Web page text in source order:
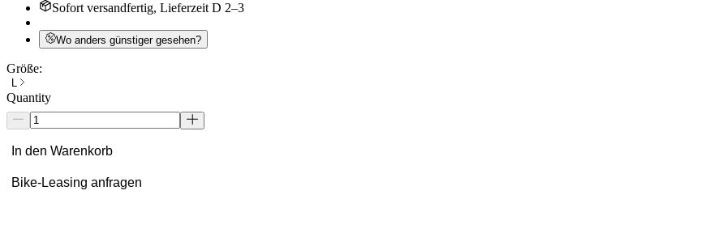
Sofort versandfertig, Lieferzeit D 2–3
Wo anders günstiger gesehen?
Größe:
L
Quantity
In den Warenkorb
Bike-Leasing anfragen